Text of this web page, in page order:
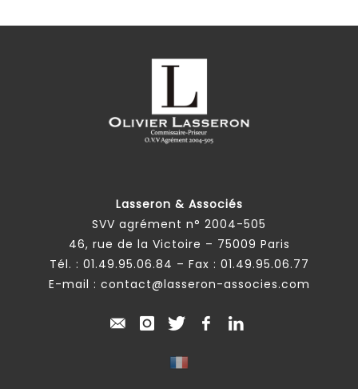
Lasseron & Associés
SVV agrément n° 2004-505
46, rue de la Victoire – 75009 Paris
Tél. : 01.49.95.06.84 – Fax : 01.49.95.06.77
E-mail : contact@lasseron-associes.com